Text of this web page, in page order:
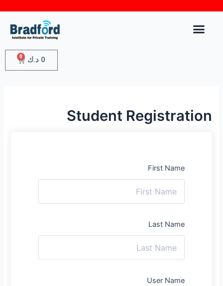
0 د.ك 0
Student Registration
First Name
Last Name
User Name